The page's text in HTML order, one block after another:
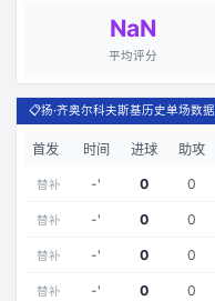
NaN
平均评分
📋扬·齐奥尔科夫斯基历史单场数据
首发 时间 进球 助攻
替补 -' 0 0
替补 -' 0 0
替补 -' 0 0
替补 -' 0 0